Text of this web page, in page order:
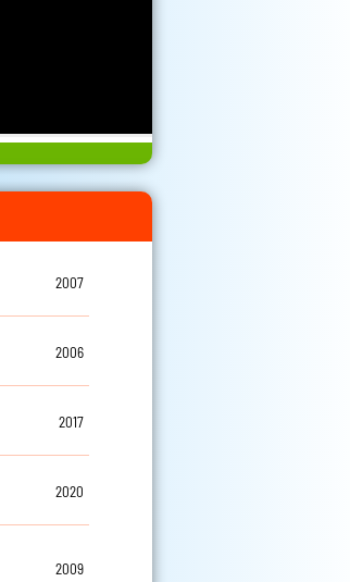
2007
2006
2017
2020
2009